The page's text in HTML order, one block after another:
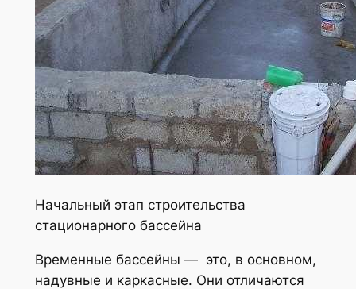
Начальный этап строительства
стационарного бассейна
Временные бассейны — это, в основном,
надувные и каркасные. Они отличаются